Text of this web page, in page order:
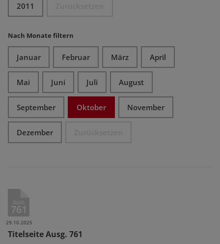
2011
Nach Monate filtern
Januar Februar März April
Mai Juni Juli August
September Oktober November
Dezember
Ausg.
761
29.10.2025
Titelseite Ausg. 761